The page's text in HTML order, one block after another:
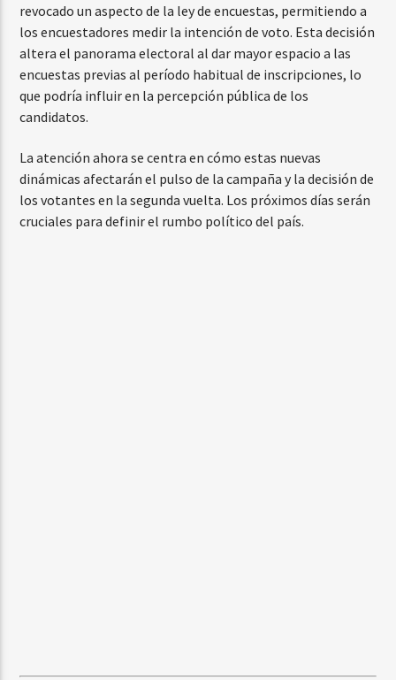
revocado un aspecto de la ley de encuestas, permitiendo a
los encuestadores medir la intención de voto. Esta decisión
altera el panorama electoral al dar mayor espacio a las
encuestas previas al período habitual de inscripciones, lo
que podría influir en la percepción pública de los
candidatos.
La atención ahora se centra en cómo estas nuevas
dinámicas afectarán el pulso de la campaña y la decisión de
los votantes en la segunda vuelta. Los próximos días serán
cruciales para definir el rumbo político del país.